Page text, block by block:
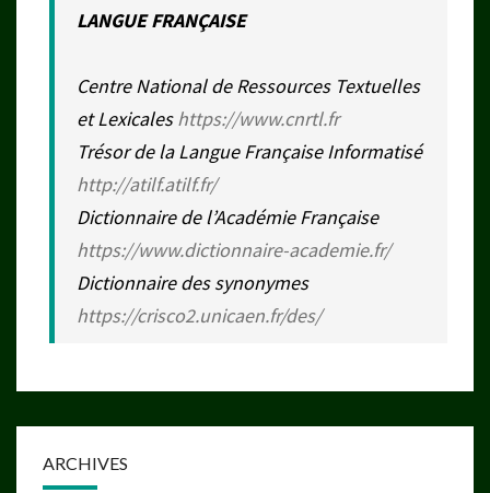
LANGUE FRANÇAISE
Centre National de Ressources Textuelles
et Lexicaleshttps://www.cnrtl.fr
Trésor de la Langue Française Informatisé
http://atilf.atilf.fr/
Dictionnaire de l’Académie Française
https://www.dictionnaire-academie.fr/
Dictionnaire des synonymes
https://crisco2.unicaen.fr/des/
ARCHIVES